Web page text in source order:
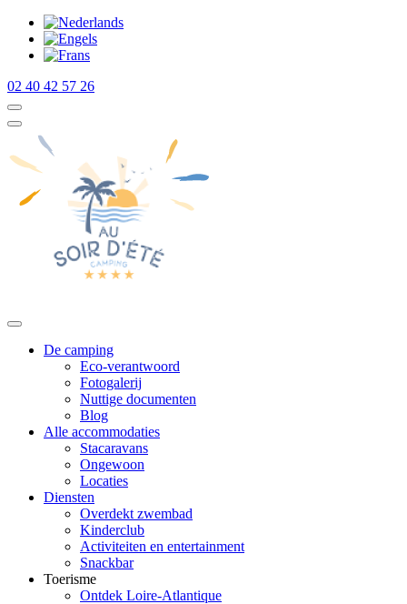
02 40 42 57 26
De camping
Eco-verantwoord
Fotogalerij
Nuttige documenten
Blog
Alle accommodaties
Stacaravans
Ongewoon
Locaties
Diensten
Overdekt zwembad
Kinderclub
Activiteiten en entertainment
Snackbar
Toerisme
Ontdek Loire-Atlantique